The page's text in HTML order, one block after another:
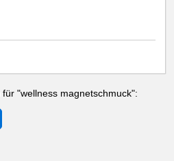
"wellness magnetschmuck":